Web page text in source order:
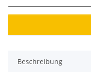
Beschreibung